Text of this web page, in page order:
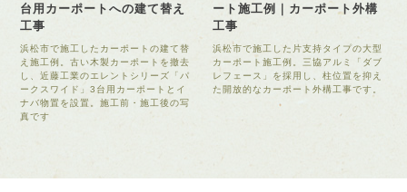
台用カーポートへの建て替え
工事
浜松市で施工したカーポートの建て替
え施工例。古い木製カーポートを撤去
し、近藤工業のエレントシリーズ「パ
ークスワイド」3台用カーポートとイ
ナバ物置を設置。施工前・施工後の写
真です
ート施工例｜カーポート外構
工事
浜松市で施工した片支持タイプの大型
カーポート施工例。三協アルミ「ダブ
レフェース」を採用し、柱位置を抑え
た開放的なカーポート外構工事です。